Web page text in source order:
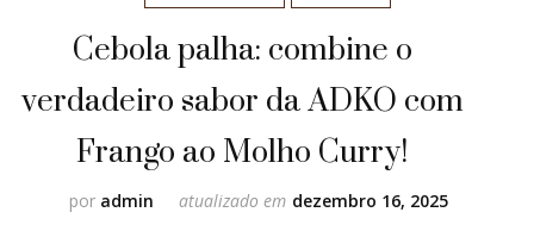
Cebola palha: combine o
verdadeiro sabor da ADKO com
Frango ao Molho Curry!
por admin atualizado em dezembro 16, 2025